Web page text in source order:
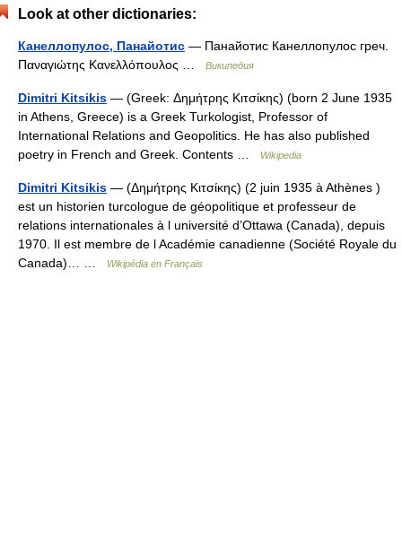
Look at other dictionaries:
Канеллопулос, Панайотис — Панайотис Канеллопулос греч.
Παναγιώτης Κανελλόπουλος …
Википедия
Dimitri Kitsikis — (Greek: Δημήτρης Κιτσίκης) (born 2 June 1935
in Athens, Greece) is a Greek Turkologist, Professor of
International Relations and Geopolitics. He has also published
poetry in French and Greek. Contents …
Wikipedia
Dimitri Kitsikis — (Δημήτρης Κιτσίκης) (2 juin 1935 à Athènes )
est un historien turcologue de géopolitique et professeur de
relations internationales à l université d’Ottawa (Canada), depuis
1970. Il est membre de l Académie canadienne (Société Royale du
Canada)… …
Wikipédia en Français